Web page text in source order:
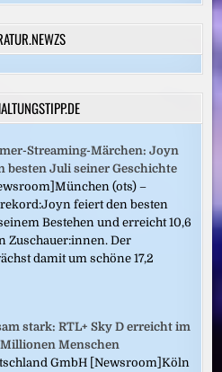
Streaming-Märchen: Joyn
besten Juli seiner Geschichte
(ots) –
feiert den besten
Bestehen und erreicht 10,6
Zuschauer:innen. Der
damit um schöne 17,2
stark: RTL+ Sky D erreicht im
Millionen Menschen
GmbH [Newsroom]Köln